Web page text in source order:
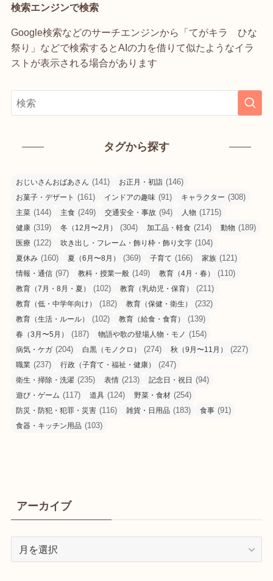
検索エンジンで検索
Google検索などのサーチエンジンから「てがキラ ひな
祭り」などで検索するとAIの力を借りて似たようなイラ
ストが表示される場合があります
タグから探す
おじいさんおばあさん (141) お正月・初詣 (146)
お菓子・デザート (161) インドアの趣味 (91) キャラクター (308)
主菜 (144) 主食 (249) 交通安全・事故 (94) 人物 (1715)
健康 (319) 冬（12月〜2月） (304) 加工品・軽食 (214) 動物 (189)
医療 (122) 吹き出し・フレーム・飾り枠・飾り文字 (104)
夏休み (160) 夏（6月〜8月） (369) 子育て (166) 家族 (121)
情報・通信 (97) 教科・授業一般 (149) 教育（4月・春） (110)
教育（7月・8月・夏） (102) 教育（乳幼児・保育） (211)
教育（低・中学年向け） (182) 教育（保健・衛生） (232)
教育（生活・ルール） (102) 教育（給食・食育） (139)
春（3月〜5月） (187) 物語や歌の登場人物・モノ (154)
病気・ケガ (204) 白黒（モノクロ） (274) 秋（9月〜11月） (227)
職業 (237) 行政（子育て・福祉・健康） (247)
衛生・掃除・洗濯 (235) 表情 (213) 記念日・祝日 (94)
遊び・ゲーム (117) 道具 (124) 野菜・食材 (254)
防災・防犯・犯罪・災害 (116) 雑貨・日用品 (183) 食事 (91)
食器・キッチン用品 (103)
アーカイブ